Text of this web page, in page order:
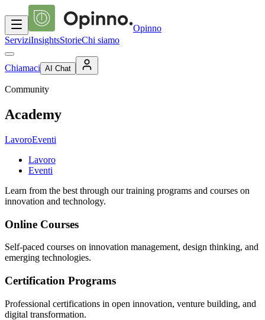
Opinno
ServiziInsightsStorieChi siamo
Chiamaci AI Chat
Community
Academy
LavoroEventi
Lavoro
Eventi
Learn from the best through our training programs and courses on
innovation and technology.
Online Courses
Self-paced courses on innovation management, design thinking, and
emerging technologies.
Certification Programs
Professional certifications in open innovation, venture building, and
digital transformation.